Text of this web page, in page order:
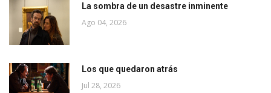
La sombra de un desastre inminente
Ago 04, 2026
Los que quedaron atrás
Jul 28, 2026